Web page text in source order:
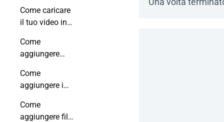
pubblicazione?
Come caricare
il tuo video in
Come
aggiungere
flipbook
tramite un
link?
Come
aggiungere i
Come
aggiungere file